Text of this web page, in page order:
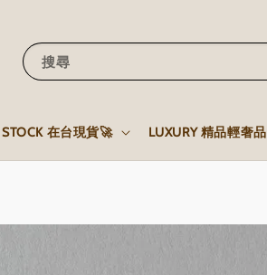
搜尋
在台現貨🚀 LUXURY 精品輕奢品